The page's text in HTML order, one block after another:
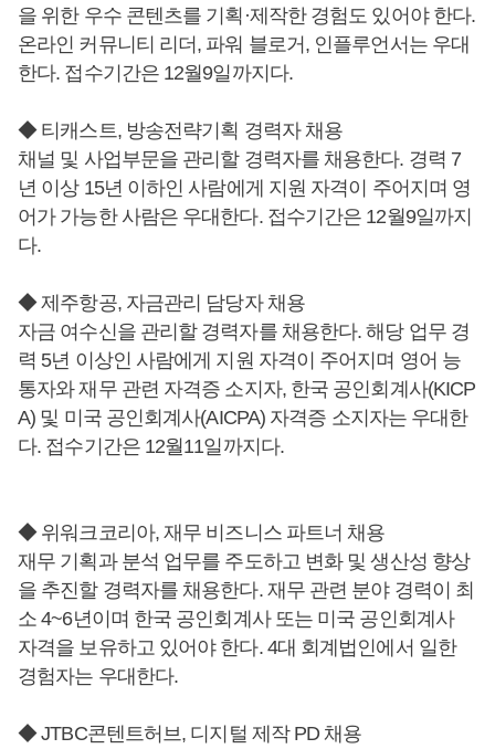
을 위한 우수 콘텐츠를 기획·제작한 경험도 있어야 한다.
온라인 커뮤니티 리더, 파워 블로거, 인플루언서는 우대
한다. 접수기간은 12월9일까지다.
◆ 티캐스트, 방송전략기획 경력자 채용
채널 및 사업부문을 관리할 경력자를 채용한다. 경력 7
년 이상 15년 이하인 사람에게 지원 자격이 주어지며 영
어가 가능한 사람은 우대한다. 접수기간은 12월9일까지
다.
◆ 제주항공, 자금관리 담당자 채용
자금 여수신을 관리할 경력자를 채용한다. 해당 업무 경
력 5년 이상인 사람에게 지원 자격이 주어지며 영어 능
통자와 재무 관련 자격증 소지자, 한국 공인회계사(KICP
A) 및 미국 공인회계사(AICPA) 자격증 소지자는 우대한
다. 접수기간은 12월11일까지다.
◆ 위워크코리아, 재무 비즈니스 파트너 채용
재무 기획과 분석 업무를 주도하고 변화 및 생산성 향상
을 추진할 경력자를 채용한다. 재무 관련 분야 경력이 최
소 4~6년이며 한국 공인회계사 또는 미국 공인회계사
자격을 보유하고 있어야 한다. 4대 회계법인에서 일한
경험자는 우대한다.
◆ JTBC콘텐트허브, 디지털 제작 PD 채용